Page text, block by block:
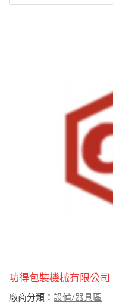
功得包裝機械有限公司
廠商分類： 設備/器具區